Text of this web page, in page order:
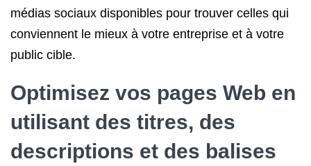
médias sociaux disponibles pour trouver celles qui
conviennent le mieux à votre entreprise et à votre
public cible.
Optimisez vos pages Web en
utilisant des titres, des
descriptions et des balises